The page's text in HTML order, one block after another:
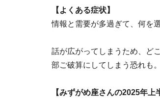
【よくある症状】
情報と需要が多過ぎて、何を
話が広がってしまうため、ど
部ご破算にしてしまう恐れも
【みずがめ座さんの2025年上